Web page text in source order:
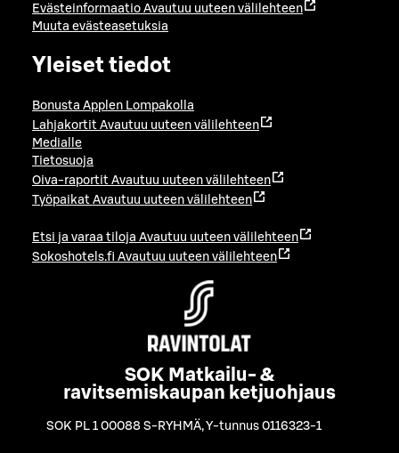
Evästeinformaatio Avautuu uuteen välilehteen
Muuta evästeasetuksia
Yleiset tiedot
Bonusta Applen Lompakolla
Lahjakortit Avautuu uuteen välilehteen
Medialle
Tietosuoja
Oiva-raportit Avautuu uuteen välilehteen
Työpaikat Avautuu uuteen välilehteen
Etsi ja varaa tiloja Avautuu uuteen välilehteen
Sokoshotels.fi Avautuu uuteen välilehteen
SOK Matkailu- &
ravitsemiskaupan ketjuohjaus
SOK PL 1 00088 S-RYHMÄ,Y-tunnus 0116323-1